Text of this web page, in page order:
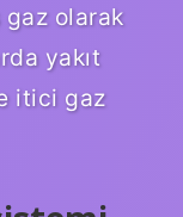
olarak
yakıt
itici gaz